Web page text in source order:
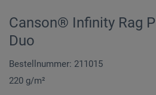
Canson® Infinity Rag
Duo
Bestellnummer: 211015
220 g/m²